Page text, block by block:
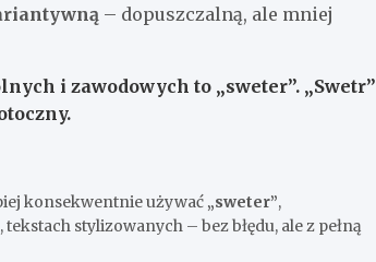
– dopuszczalną, ale mniej
i zawodowych to „sweter”. „Swetr”
konsekwentnie używać „sweter”,
stylizowanych – bez błędu, ale z pełną